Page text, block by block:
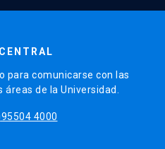
para comunicarse con las
áreas de la Universidad.
4000